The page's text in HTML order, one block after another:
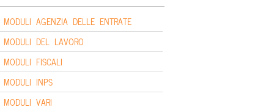
MODULI AGENZIA DELLE ENTRATE
MODULI DEL LAVORO
MODULI FISCALI
MODULI INPS
MODULI VARI